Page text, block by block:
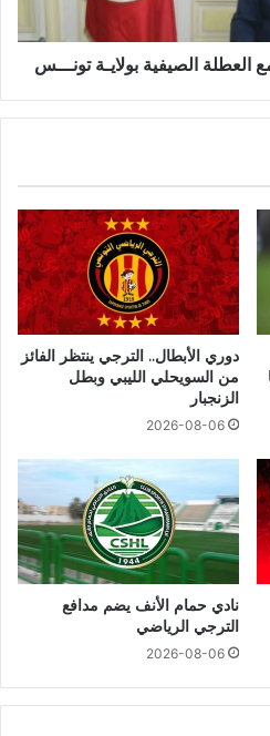
العطلة الصيفية بولايـة تونـــس
دوري الأبطال.. الترجي ينتظر الفائز
من السويحلي الليبي وبطل
الزنجبار
2026-08-06
نادي حمام الأنف يضم مدافع
الترجي الرياضي
2026-08-06